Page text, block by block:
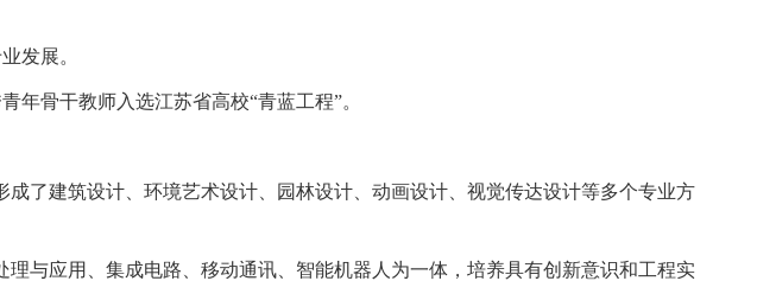
发展。
青年骨干教师入选江苏省高校“青蓝工程”。
了建筑设计、环境艺术设计、园林设计、动画设计、视觉传达设计等多个专业方
与应用、集成电路、移动通讯、智能机器人为一体，培养具有创新意识和工程实